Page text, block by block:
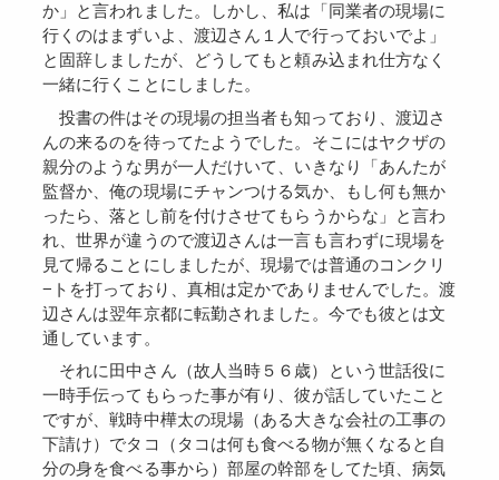
か」と言われました。しかし、私は「同業者の現場に
行くのはまずいよ、渡辺さん１人で行っておいでよ」
と固辞しましたが、どうしてもと頼み込まれ仕方なく
一緒に行くことにしました。
投書の件はその現場の担当者も知っており、渡辺さ
んの来るのを待ってたようでした。そこにはヤクザの
親分のような男が一人だけいて、いきなり「あんたが
監督か、俺の現場にチャンつける気か、もし何も無か
ったら、落とし前を付けさせてもらうからな」と言わ
れ、世界が違うので渡辺さんは一言も言わずに現場を
見て帰ることにしましたが、現場では普通のコンクリ
−トを打っており、真相は定かでありませんでした。渡
辺さんは翌年京都に転勤されました。今でも彼とは文
通しています。
それに田中さん（故人当時５６歳）という世話役に
一時手伝ってもらった事が有り、彼が話していたこと
ですが、戦時中樺太の現場（ある大きな会社の工事の
下請け）でタコ（タコは何も食べる物が無くなると自
分の身を食べる事から）部屋の幹部をしてた頃、病気